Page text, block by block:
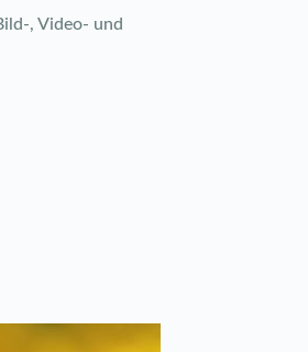
, Video- und